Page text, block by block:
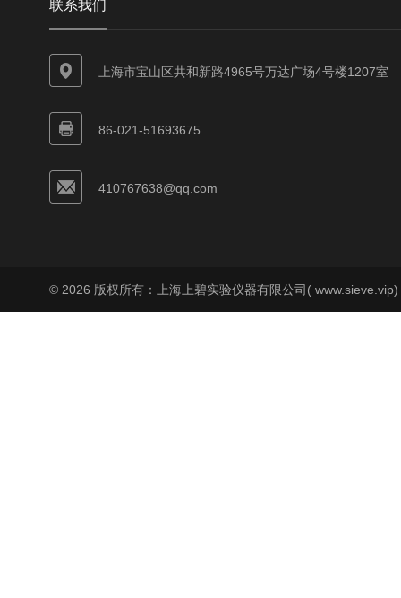
联系我们
上海市宝山区共和新路4965号万达广场4号楼1207室
86-021-51693675
410767638@qq.com
© 2026 版权所有：上海上碧实验仪器有限公司(